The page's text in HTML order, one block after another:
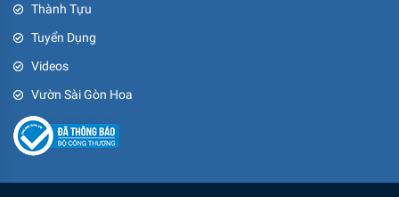
Thành Tựu
Tuyển Dụng
Videos
Vườn Sài Gòn Hoa